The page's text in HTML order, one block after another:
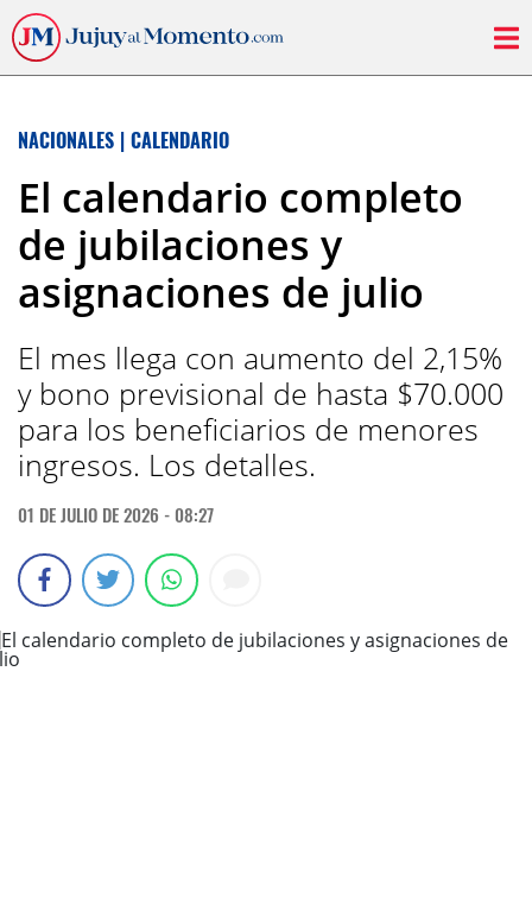
NACIONALES | CALENDARIO
El calendario completo
de jubilaciones y
asignaciones de julio
El mes llega con aumento del 2,15%
y bono previsional de hasta $70.000
para los beneficiarios de menores
ingresos. Los detalles.
01 DE JULIO DE 2026 - 08:27